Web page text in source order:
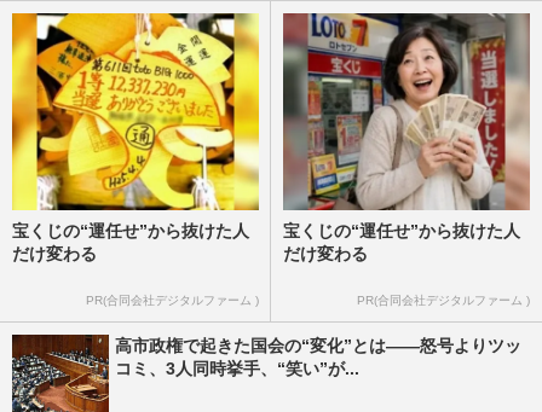
宝くじの“運任せ”から抜けた人
だけ変わる
PR(合同会社デジタルファーム )
宝くじの“運任せ”から抜けた人
だけ変わる
PR(合同会社デジタルファーム )
高市政権で起きた国会の“変化”とは――怒号よりツッ
コミ、3人同時挙手、“笑い”が...